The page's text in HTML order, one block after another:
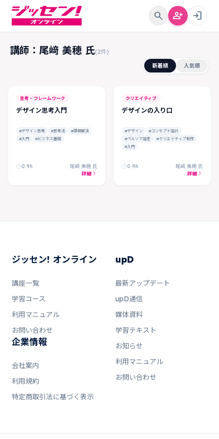
search person_add login
講師：尾﨑 美穂 氏(2件)
新着順 人気順
思考・フレームワーク
デザイン思考入門
#デザイン思考 #思考法
#課題解決
#入門
#ビジネス基礎
0.9h
尾﨑 美穂 氏
詳細
クリエイティブ
デザインの入り口
#デザイン
#コンセプト設計
#ペルソナ設定
#クリエイティブ制作
#入門
0.9h
尾﨑 美穂 氏
詳細
ジッセン! オンライン
講座一覧
学習コース
利用マニュアル
お問い合わせ
企業情報
会社案内
利用規約
特定商取引法に基づく表示
upD
最新アップデート
upD通信
媒体資料
学習テキスト
お知らせ
利用マニュアル
お問い合わせ